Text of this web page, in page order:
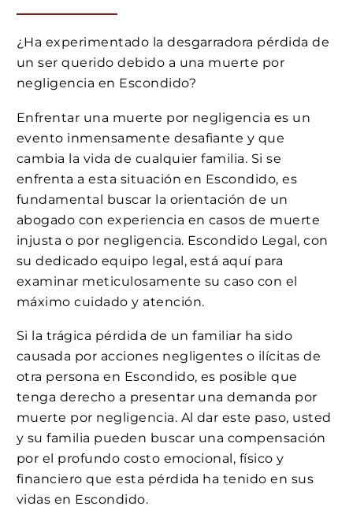
¿Ha experimentado la desgarradora pérdida de
un ser querido debido a una muerte por
negligencia en Escondido?
Enfrentar una muerte por negligencia es un
evento inmensamente desafiante y que
cambia la vida de cualquier familia. Si se
enfrenta a esta situación en Escondido, es
fundamental buscar la orientación de un
abogado con experiencia en casos de muerte
injusta o por negligencia. Escondido Legal, con
su dedicado equipo legal, está aquí para
examinar meticulosamente su caso con el
máximo cuidado y atención.
Si la trágica pérdida de un familiar ha sido
causada por acciones negligentes o ilícitas de
otra persona en Escondido, es posible que
tenga derecho a presentar una demanda por
muerte por negligencia. Al dar este paso, usted
y su familia pueden buscar una compensación
por el profundo costo emocional, físico y
financiero que esta pérdida ha tenido en sus
vidas en Escondido.